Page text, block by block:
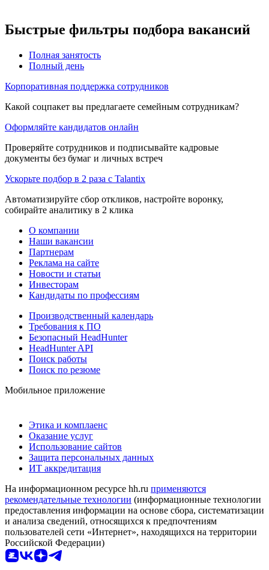
Быстрые фильтры подбора вакансий
Полная занятость
Полный день
Корпоративная поддержка сотрудников
Какой соцпакет вы предлагаете семейным сотрудникам?
Оформляйте кандидатов онлайн
Проверяйте сотрудников и подписывайте кадровые
документы без бумаг и личных встреч
Ускорьте подбор в 2 раза с Talantix
Автоматизируйте сбор откликов, настройте воронку,
собирайте аналитику в 2 клика
О компании
Наши вакансии
Партнерам
Реклама на сайте
Новости и статьи
Инвесторам
Кандидаты по профессиям
Производственный календарь
Требования к ПО
Безопасный HeadHunter
HeadHunter API
Поиск работы
Поиск по резюме
Мобильное приложение
Этика и комплаенс
Оказание услуг
Использование сайтов
Защита персональных данных
ИТ аккредитация
На информационном ресурсе hh.ru применяются
рекомендательные технологии (информационные технологии
предоставления информации на основе сбора, систематизации
и анализа сведений, относящихся к предпочтениям
пользователей сети «Интернет», находящихся на территории
Российской Федерации)